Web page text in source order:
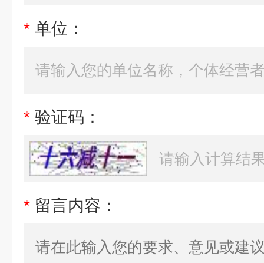
* 单位：
* 验证码：
* 留言内容：